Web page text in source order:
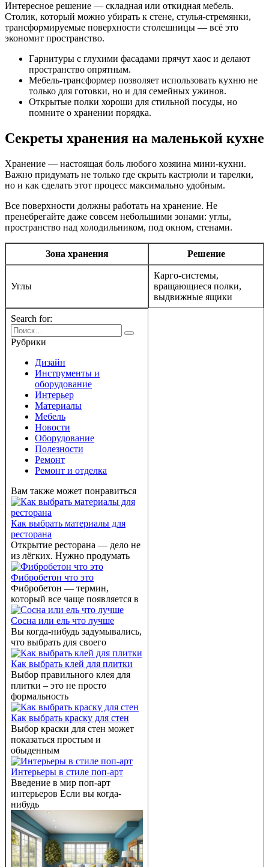
Интересное решение — складная или откидная мебель.
Столик, который можно убирать к стене, стулья-стремянки,
трансформируемые поверхности столешницы — всё это
экономит пространство.
Гарнитуры с глухими фасадами прячут хаос и делают
пространство опрятным.
Мебель-трансформер позволяет использовать кухню не
только для готовки, но и для семейных ужинов.
Открытые полки хороши для стильной посуды, но
помните о хранении порядка.
Секреты хранения на маленькой кухне
Хранение — настоящая боль любого хозяина мини-кухни.
Важно придумать не только где скрыть кастрюли и тарелки,
но и как сделать этот процесс максимально удобным.
Все поверхности должны работать на хранение. Не
пренебрегайте даже совсем небольшими зонами: углы,
пространство над холодильником, под окном, стенами.
Зона хранения Решение
Углы
Карго-системы,
вращающиеся полки,
выдвижные ящики
Search for:
Рубрики
Дизайн
Инструменты и
оборудование
Интерьер
Материалы
Мебель
Новости
Оборудование
Полезности
Ремонт
Ремонт и отделка
Вам также может понравиться
Как выбрать материалы для
ресторана
Открытие ресторана — дело не
из лёгких. Нужно продумать
Фибробетон что это
Фибробетон — термин,
который все чаще появляется в
Сосна или ель что лучше
Вы когда-нибудь задумывались,
что выбрать для своего
Как выбрать клей для плитки
Выбор правильного клея для
плитки – это не просто
формальность
Как выбрать краску для стен
Выбор краски для стен может
показаться простым и
обыденным
Интерьеры в стиле поп-арт
Введение в мир поп-арт
интерьеров Если вы когда-
нибудь